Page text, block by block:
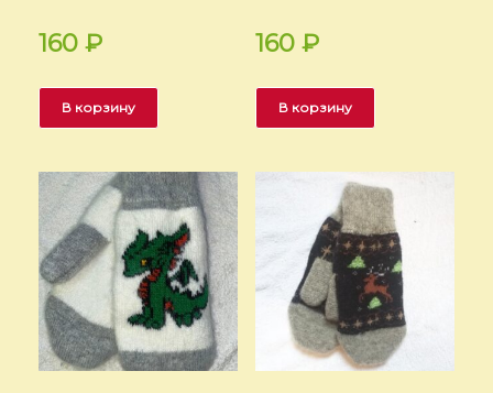
160 ₽
В корзину
160 ₽
В корзину